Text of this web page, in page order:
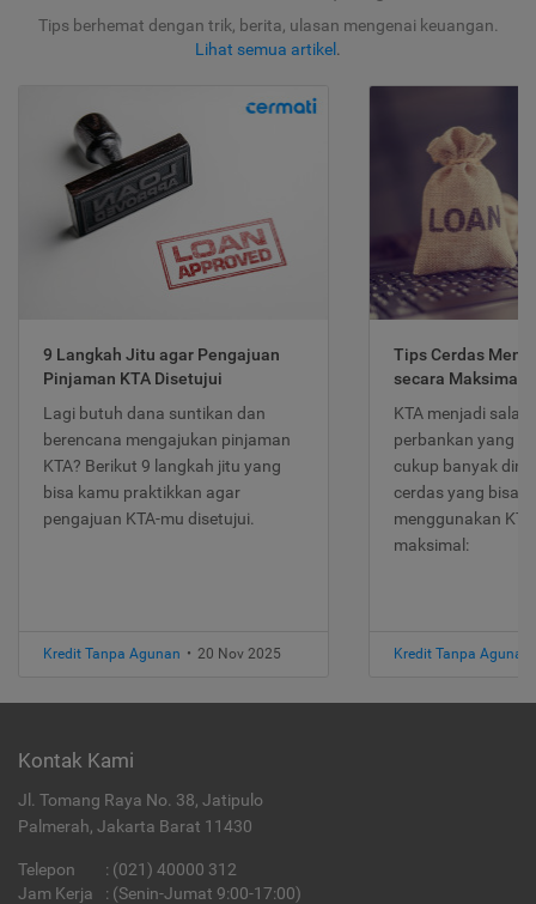
Tips berhemat dengan trik, berita, ulasan mengenai keuangan.
Lihat semua artikel .
9 Langkah Jitu agar Pengajuan
Pinjaman KTA Disetujui
Lagi butuh dana suntikan dan
berencana mengajukan pinjaman
KTA? Berikut 9 langkah jitu yang
bisa kamu praktikkan agar
pengajuan KTA-mu disetujui.
Kredit Tanpa Agunan • 20 Nov 2025
Tips Cerdas
secara Maksimal
KTA menjadi
perbankan yang
cukup banyak
cerdas yang bisa
menggunakan
maksimal:
Kredit Tanpa Agunan
Kontak Kami
Jl. Tomang Raya No. 38, Jatipulo
Palmerah, Jakarta Barat 11430
Telepon : (021) 40000 312
Jam Kerja
: (Senin-Jumat 9:00-17:00)